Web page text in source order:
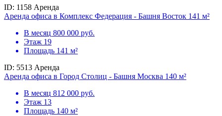
ID: 1158 Аренда
Аренда офиса в Комплекс Федерация - Башня Восток 141 м²
В месяц 800 000 руб.
Этаж 19
Площадь 141 м²
ID: 5513 Аренда
Аренда офиса в Город Столиц - Башня Москва 140 м²
В месяц 812 000 руб.
Этаж 13
Площадь 140 м²